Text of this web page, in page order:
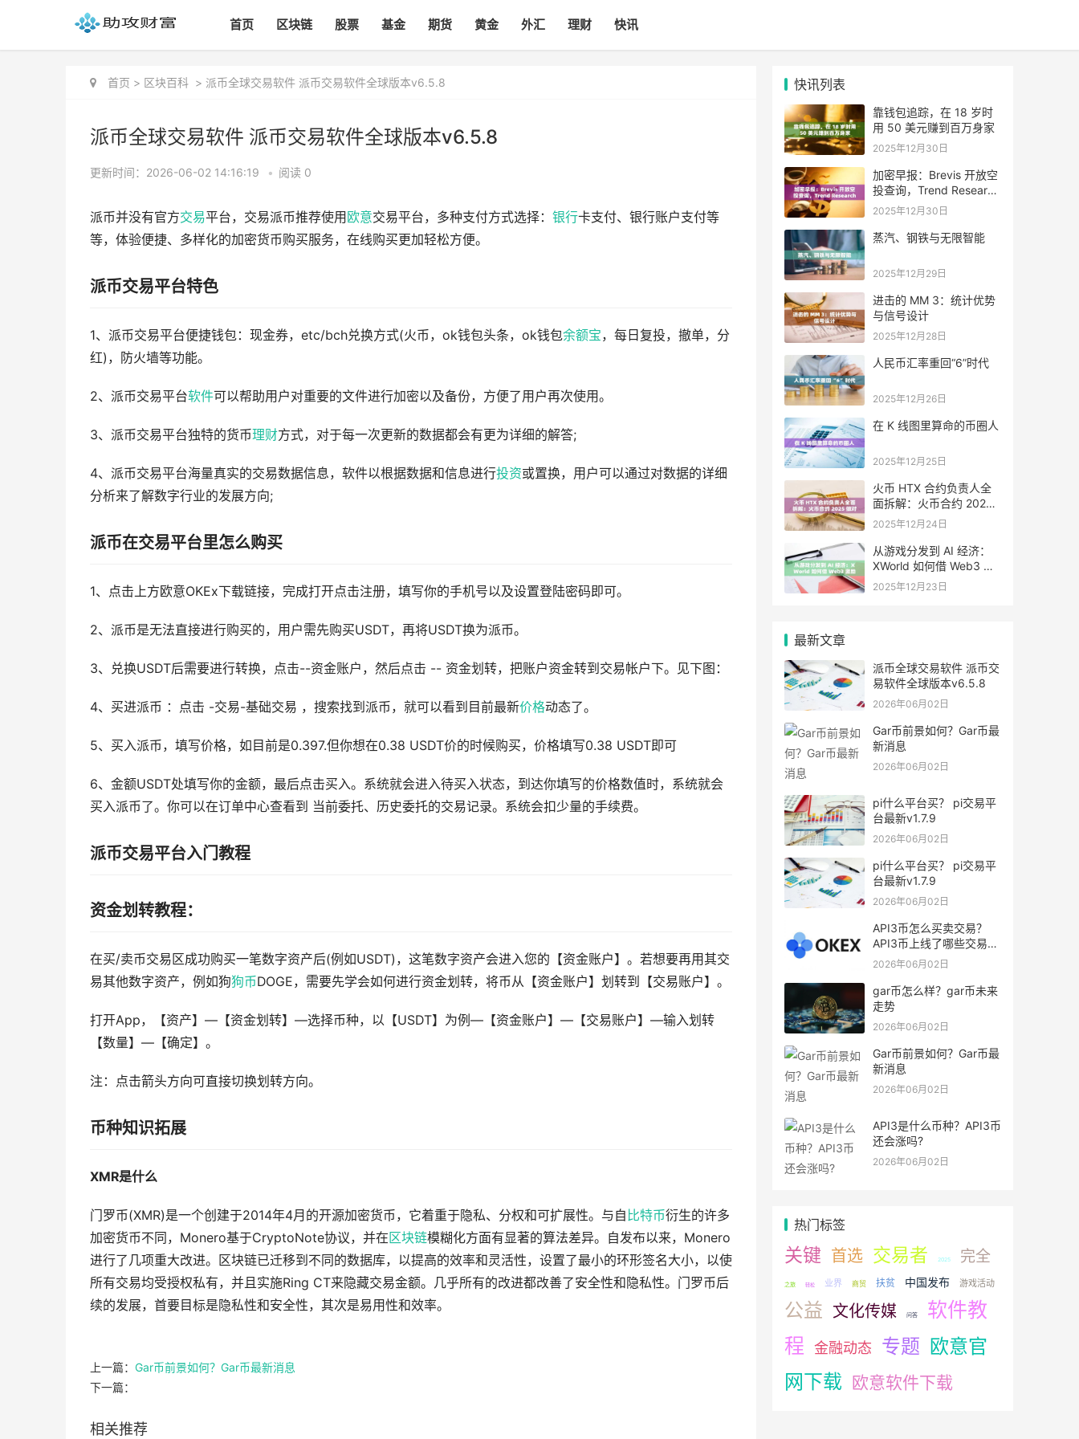
首页 区块链 股票 基金 期货 黄金 外汇 理财 快讯
首页 > 区块百科 > 派币全球交易软件 派币交易软件全球版本v6.5.8
派币全球交易软件 派币交易软件全球版本v6.5.8
更新时间：2026-06-02 14:16:19 • 阅读 0
派币并没有官方交易平台，交易派币推荐使用 欧意交易平台，多种支付方式选择： 银行卡支付、银行账户支付等
等，体验便捷、多样化的加密货币购买服务，在线购买更加轻松方便。
派币交易平台特色
1、派币交易平台便捷钱包：现金券，etc/bch兑换方式(火币，ok钱包头条，ok钱包余额宝，每日复投，撤单，分
红)，防火墙等功能。
2、派币交易平台软件可以帮助用户对重要的文件进行加密以及备份，方便了用户再次使用。
3、派币交易平台独特的货币理财方式，对于每一次更新的数据都会有更为详细的解答;
4、派币交易平台海量真实的交易数据信息，软件以根据数据和信息进行投资或置换，用户可以通过对数据的详细
分析来了解数字行业的发展方向;
派币在交易平台里怎么购买
1、点击上方欧意OKEx下载链接，完成打开点击注册，填写你的手机号以及设置登陆密码即可。
2、派币是无法直接进行购买的，用户需先购买USDT，再将USDT换为派币。
3、兑换USDT后需要进行转换，点击--资金账户，然后点击 -- 资金划转，把账户资金转到交易帐户下。见下图：
4、买进派币 ：点击 -交易-基础交易 ，搜索找到派币，就可以看到目前最新价格动态了。
5、买入派币，填写价格，如目前是0.397.但你想在0.38 USDT价的时候购买，价格填写0.38 USDT即可
6、金额USDT处填写你的金额，最后点击买入。系统就会进入待买入状态，到达你填写的价格数值时，系统就会
买入派币了。你可以在订单中心查看到 当前委托、历史委托的交易记录。系统会扣少量的手续费。
派币交易平台入门教程
资金划转教程：
在买/卖币交易区成功购买一笔数字资产后(例如USDT)，这笔数字资产会进入您的【资金账户】。若想要再用其交
易其他数字资产，例如狗狗币DOGE，需要先学会如何进行资金划转，将币从【资金账户】划转到【交易账户】。
打开App，【资产】—【资金划转】—选择币种，以【USDT】为例—【资金账户】—【交易账户】—输入划转
【数量】—【确定】。
注：点击箭头方向可直接切换划转方向。
币种知识拓展
XMR是什么
门罗币(XMR)是一个创建于2014年4月的开源加密货币，它着重于隐私、分权和可扩展性。与自 比特币衍生的许多
加密货币不同，Monero基于CryptoNote协议，并在区块链模糊化方面有显著的算法差异。自发布以来，Monero
进行了几项重大改进。区块链已迁移到不同的数据库，以提高的效率和灵活性，设置了最小的环形签名大小，以使
所有交易均受授权私有，并且实施Ring CT来隐藏交易金额。几乎所有的改进都改善了安全性和隐私性。门罗币后
续的发展，首要目标是隐私性和安全性，其次是易用性和效率。
上一篇： Gar币前景如何？Gar币最新消息
下一篇：
相关推荐
快讯列表
靠钱包追踪，在 18 岁时
用 50 美元赚到百万身家
2025年12月30日
加密早报：Brevis 开放空
投查询，Trend Research
单日增持超 4.6 万枚 ETH
2025年12月30日
蒸汽、钢铁与无限智能
2025年12月29日
进击的 MM 3：统计优势
与信号设计
2025年12月28日
人民币汇率重回“6”时代
2025年12月26日
在 K 线图里算命的币圈人
2025年12月25日
火币 HTX 合约负责人全
面拆解：火币合约 2025
做对了什么，又将走向哪
2025年12月24日
从游戏分发到 AI 经济：
XWorld 如何借 Web3 激
励之力重写价值分配？
2025年12月23日
最新文章
派币全球交易软件 派币交
易软件全球版本v6.5.8
2026年06月02日
Gar币前景如何？Gar币最
新消息
2026年06月02日
pi什么平台买？ pi交易平
台最新v1.7.9
2026年06月02日
pi什么平台买？ pi交易平
台最新v1.7.9
2026年06月02日
API3币怎么买卖交易？
API3币上线了哪些交易
所？
2026年06月02日
gar币怎么样？gar币未来
走势
2026年06月02日
Gar币前景如何？Gar币最
新消息
2026年06月02日
API3是什么币种？API3币
还会涨吗?
2026年06月02日
热门标签
关键 首选 交易者 2025 完全
之旅 轻松 业界 商贸 扶贫 中国发布 游戏活动
公益 文化传媒 问答
软件教
程
金融动态 专题 欧意官
网下载 欧意软件下载